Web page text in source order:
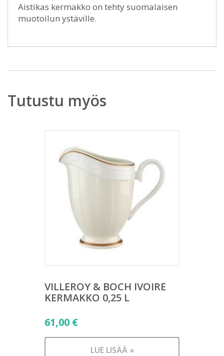
Aistikas kermakko on tehty suomalaisen
muotoilun ystäville.
Tutustu myös
VILLEROY & BOCH IVOIRE
KERMAKKO 0,25 L
61,00 €
LUE LISÄÄ »